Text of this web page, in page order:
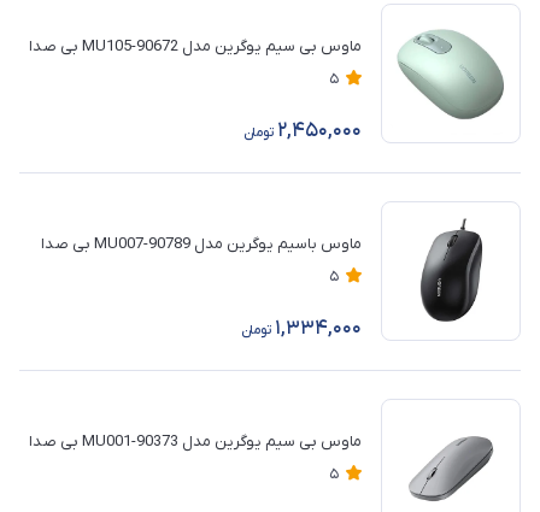
ماوس بی سیم یوگرین مدل 90672-MU105 بی صدا
5
2,450,000 تومان
ماوس باسیم یوگرین مدل MU007-90789 بی صدا
5
1,334,000 تومان
ماوس بی سیم یوگرین مدل 90373-MU001 بی صدا
5